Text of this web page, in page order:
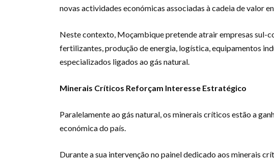
novas actividades económicas associadas à cadeia de valor
Neste contexto, Moçambique pretende atrair empresas sul-
fertilizantes, produção de energia, logística, equipamentos
especializados ligados ao gás natural.
Minerais Críticos Reforçam Interesse Estratégico
Paralelamente ao gás natural, os minerais críticos estão a
económica do país.
Durante a sua intervenção no painel dedicado aos minerais